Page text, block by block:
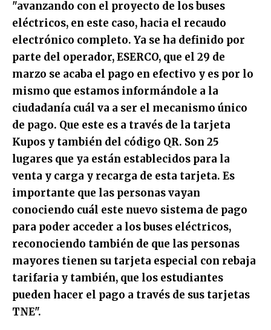
"avanzando con el proyecto de los buses
eléctricos, en este caso, hacia el recaudo
electrónico completo. Ya se ha definido por
parte del operador, ESERCO, que el 29 de
marzo se acaba el pago en efectivo y es por lo
mismo que estamos informándole a la
ciudadanía cuál va a ser el mecanismo único
de pago. Que este es a través de la tarjeta
Kupos y también del código QR. Son 25
lugares que ya están establecidos para la
venta y carga y recarga de esta tarjeta. Es
importante que las personas vayan
conociendo cuál este nuevo sistema de pago
para poder acceder a los buses eléctricos,
reconociendo también de que las personas
mayores tienen su tarjeta especial con rebaja
tarifaria y también, que los estudiantes
pueden hacer el pago a través de sus tarjetas
TNE".